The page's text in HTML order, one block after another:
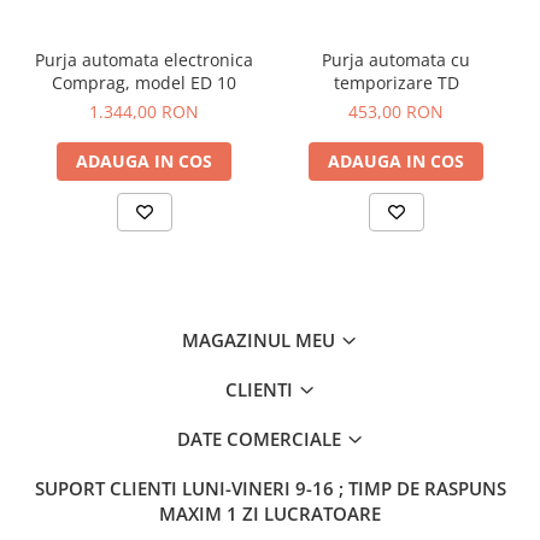
Purja automata electronica
Comprag, model ED 10
1.344,00 RON
ADAUGA IN COS
Purja automata cu
temporizare TD
453,00 RON
ADAUGA IN COS
MAGAZINUL MEU
CLIENTI
DATE COMERCIALE
SUPORT CLIENTI LUNI-VINERI 9-16 ; TIMP DE RASPUNS
MAXIM 1 ZI LUCRATOARE